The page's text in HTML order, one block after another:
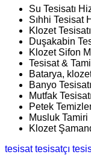
Su Tesisatı
Sıhhi Tesisat
Klozet
Duşakabin
Klozet Sifon
Tesisat &
Batarya,
Banyo
Mutfak
Petek
Musluk Tamiri
Klozet
tesisattesisatçı